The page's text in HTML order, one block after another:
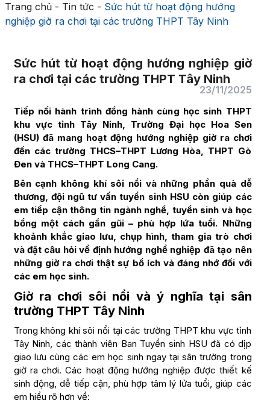
Trang chủ- Tin tức - Sức hút từ hoạt động hướng
nghiệp giờ ra chơi tại các trường THPT Tây Ninh
Sức hút từ hoạt động hướng nghiệp giờ
ra chơi tại các trường THPT Tây Ninh
23/11/2025
Tiếp nối hành trình đồng hành cùng học sinh THPT
khu vực tỉnh Tây Ninh, Trường Đại học Hoa Sen
(HSU) đã mang hoạt động hướng nghiệp giờ ra chơi
đến các trường THCS–THPT Lương Hòa, THPT Gò
Đen và THCS–THPT Long Cang.
Bên cạnh không khí sôi nổi và những phần quà dễ
thương, đội ngũ tư vấn tuyển sinh HSU còn giúp các
em tiếp cận thông tin ngành nghề, tuyển sinh và học
bổng một cách gần gũi – phù hợp lứa tuổi. Những
khoảnh khắc giao lưu, chụp hình, tham gia trò chơi
và đặt câu hỏi về định hướng nghề nghiệp đã tạo nên
những giờ ra chơi thật sự bổ ích và đáng nhớ đối với
các em học sinh.
Giờ ra chơi sôi nổi và ý nghĩa tại sân
trường THPT Tây Ninh
Trong không khí sôi nổi tại các trường THPT khu vực tỉnh
Tây Ninh, các thành viên Ban Tuyển sinh HSU đã có dịp
giao lưu cùng các em học sinh ngay tại sân trường trong
giờ ra chơi. Các hoạt động hướng nghiệp được thiết kế
sinh động, dễ tiếp cận, phù hợp tâm lý lứa tuổi, giúp các
em hiểu rõ hơn về: